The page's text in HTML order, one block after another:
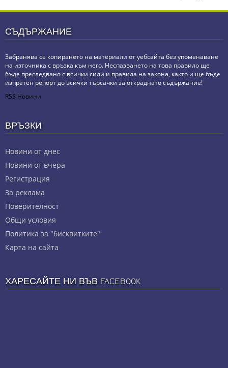
СЪДЪРЖАНИЕ
Забранява се копирането на материали от уебсайта без упоменаване
на източника с връзка към него. Неспазването на това правило ще
бъде преследвано с всички сили и правила на закона, както и ще бъде
изпратен репорт до всички търсачки за откраднато съдържание!
RSS Новини
ВРЪЗКИ
Новини от днес
Новини от вчера
Регистрация
За реклама
Πoвepитeлнocт
Общи условия
Политика за "бисквитките"
Карта на сайта
ХАРЕСАЙТЕ НИ ВЪВ FACEBOOK